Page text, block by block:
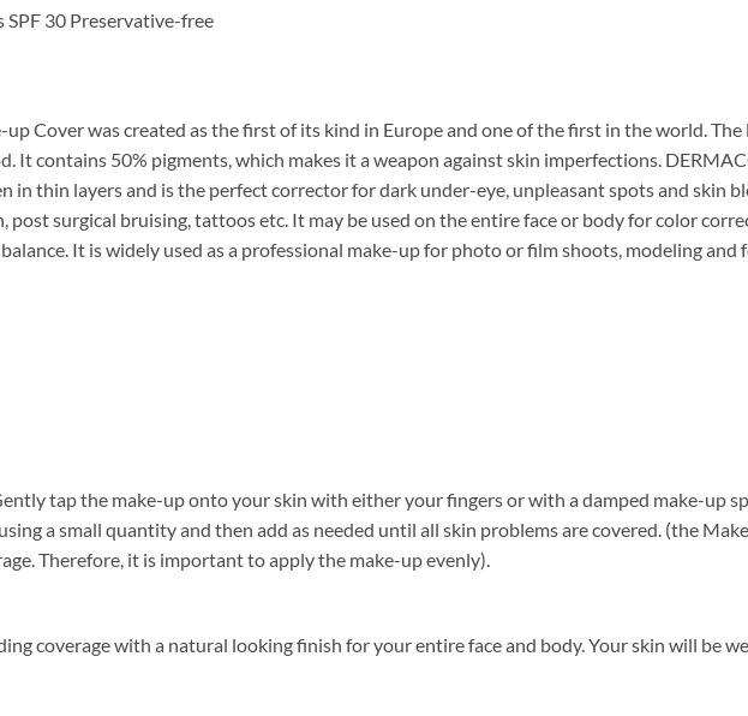
30 Preservative-free
Cover was created as the first of its kind in Europe and one of the first in the world.
It contains 50% pigments, which makes it a weapon against skin imperfections.
in thin layers and is the perfect corrector for dark under-eye, unpleasant spots and skin
post surgical bruising, tattoos etc. It may be used on the entire face or body for color
It is widely used as a professional make-up for photo or film shoots, modeling and
tap the make-up onto your skin with either your fingers or with a damped make-up
a small quantity and then add as needed until all skin problems are covered. (the
Therefore, it is important to apply the make-up evenly).
coverage with a natural looking finish for your entire face and body. Your skin will be